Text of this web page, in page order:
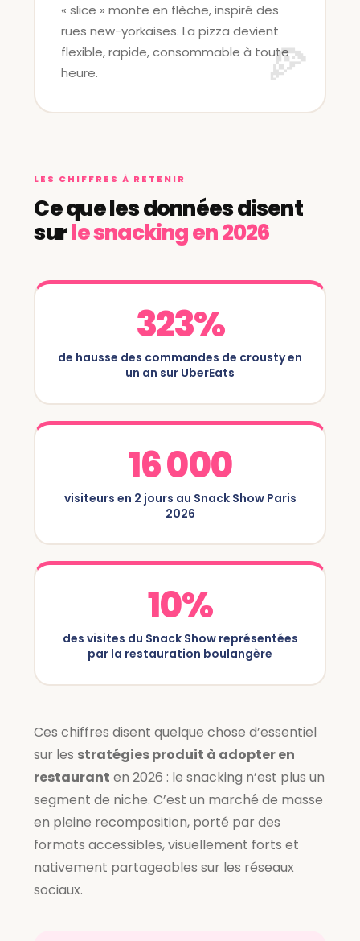
« slice » monte en flèche, inspiré des
rues new-yorkaises. La pizza devient
flexible, rapide, consommable à toute
heure.
LES CHIFFRES À RETENIR
Ce que les données disent
surle snacking en 2026
323%
de hausse des commandes de crousty en
un an sur UberEats
16 000
visiteurs en 2 jours au Snack Show Paris
2026
10%
des visites du Snack Show représentées
par la restauration boulangère
Ces chiffres disent quelque chose d’essentiel
sur les stratégies produit à adopter en
restaurant en 2026 : le snacking n’est plus un
segment de niche. C’est un marché de masse
en pleine recomposition, porté par des
formats accessibles, visuellement forts et
nativement partageables sur les réseaux
sociaux.